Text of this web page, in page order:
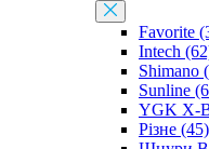
Favorite
Intech
Shimano
Sunline
YGK X-
Різне (45)